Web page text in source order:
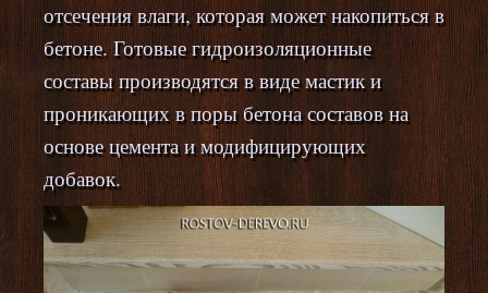
отсечения влаги, которая может накопиться в
бетоне. Готовые гидроизоляционные
составы производятся в виде мастик и
проникающих в поры бетона составов на
основе цемента и модифицирующих
добавок.